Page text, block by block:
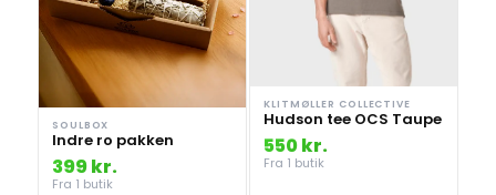
SOULBOX
Indre ro pakken
399 kr.
Fra 1 butik
KLITMØLLER COLLECTIVE
Hudson tee OCS Taupe
550 kr.
Fra 1 butik